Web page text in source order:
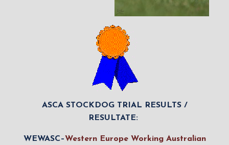
ASCA STOCKDOG TRIAL RESULTS /
RESULTATE:
WEWASC–Western Europe Working Australian